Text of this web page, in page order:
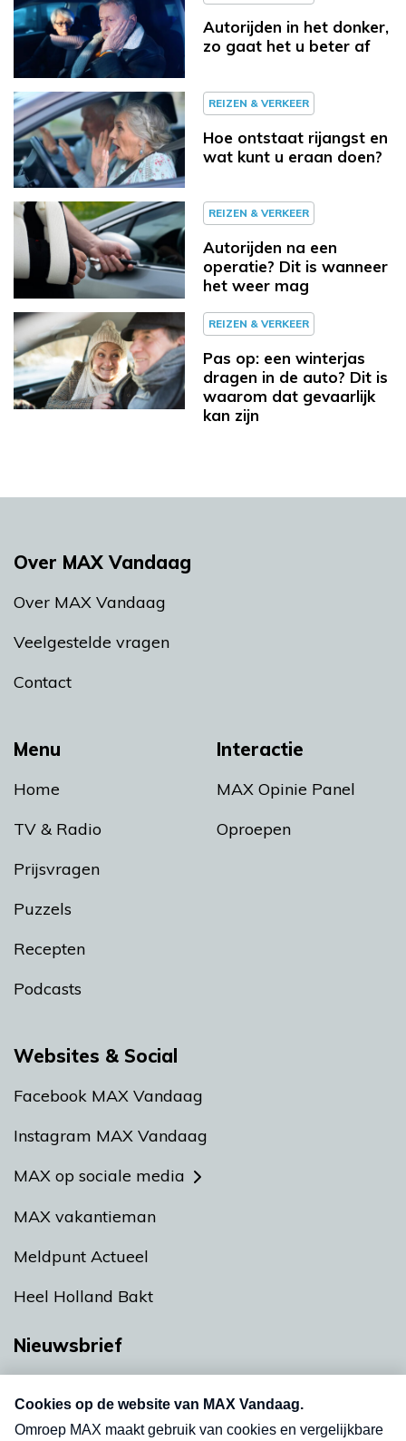
Autorijden in het donker,
zo gaat het u beter af
REIZEN & VERKEER
Hoe ontstaat rijangst en
wat kunt u eraan doen?
REIZEN & VERKEER
Autorijden na een
operatie? Dit is wanneer
het weer mag
REIZEN & VERKEER
Pas op: een winterjas
dragen in de auto? Dit is
waarom dat gevaarlijk
kan zijn
Menu
Home
TV & Radio
Prijsvragen
Puzzels
Recepten
Podcasts
Interactie
MAX Opinie Panel
Oproepen
Over MAX Vandaag
Over MAX Vandaag
Veelgestelde vragen
Contact
Websites & Social
Facebook MAX Vandaag
Instagram MAX Vandaag
MAX op sociale media
MAX vakantieman
Meldpunt Actueel
Heel Holland Bakt
Nieuwsbrief
nieuwsbrief. Elke vrijdag- en dinsdagochtend in
uw mailbox.